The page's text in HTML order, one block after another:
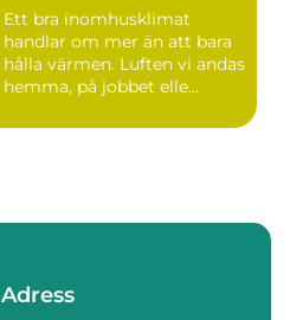
Ett bra inomhusklimat
handlar om mer än att bara
hålla värmen. Luften vi andas
hemma, på jobbet elle...
Adress